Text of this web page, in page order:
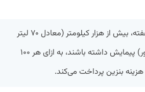
شرکت تپ‌سی به رانندگانی که در طول یک هفته، بیش از هزار کیلومتر (معادل ۷۰ لیتر
سقف سهمیه تعیین شده توسط وزارت کشور) پیمایش داشته باشند، به ازای هر ۱۰۰